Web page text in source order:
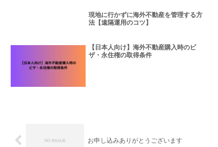
現地に行かずに海外不動産を管理する方
法【遠隔運用のコツ】
【日本人向け】海外不動産購入時のビ
ザ・永住権の取得条件
お申し込みありがとうございます